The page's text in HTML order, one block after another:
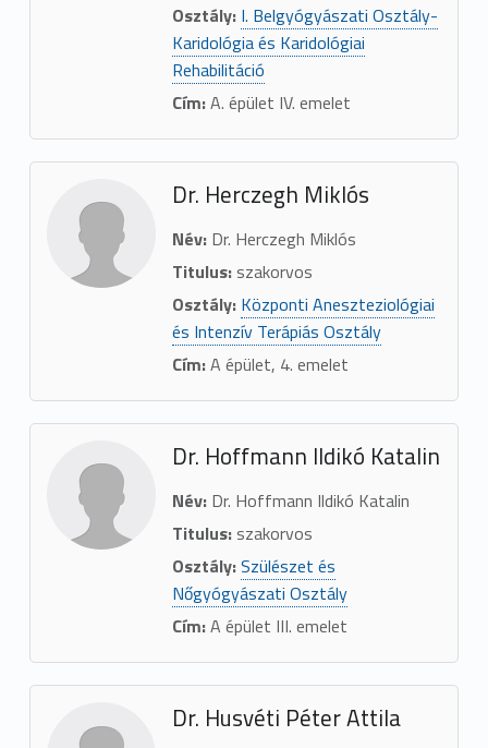
Osztály: I. Belgyógyászati Osztály-
Karidológia és Karidológiai
Rehabilitáció
Cím:A. épület IV. emelet
Dr. Herczegh Miklós
Név:Dr. Herczegh Miklós
Titulus:szakorvos
Osztály: Központi Aneszteziológiai
és Intenzív Terápiás Osztály
Cím:A épület, 4. emelet
Dr. Hoffmann Ildikó Katalin
Név:Dr. Hoffmann Ildikó Katalin
Titulus:szakorvos
Osztály:Szülészet és
Nőgyógyászati Osztály
Cím:A épület III. emelet
Dr. Husvéti Péter Attila